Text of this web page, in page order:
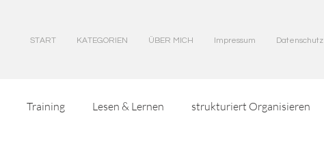
START KATEGORIEN ÜBER MICH Impressum Datenschutz
Training Lesen & Lernen strukturiert Organisieren